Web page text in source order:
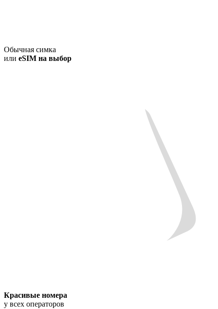
Обычная симка
или eSIM на выбор
Красивые номера
у всех операторов